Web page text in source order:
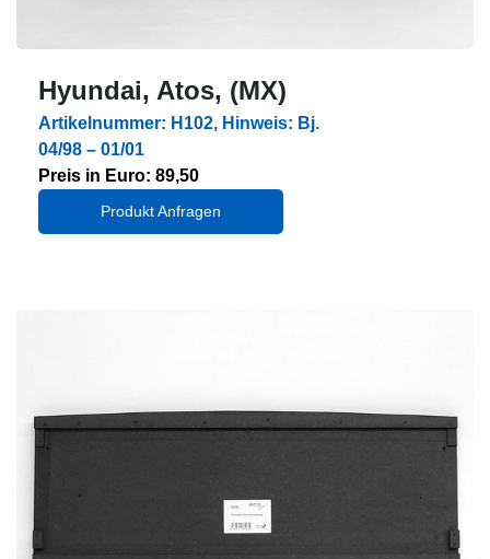
Hyundai, Atos, (MX)
Artikelnummer: H102, Hinweis: Bj.
04/98 – 01/01
Preis in Euro: 89,50
Produkt Anfragen